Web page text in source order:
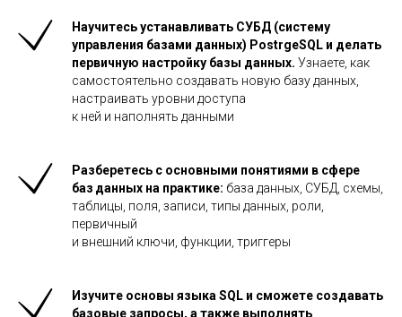
Научитесь устанавливать СУБД (систему
управления базами данных) PostrgeSQL и делать
первичную настройку базы данных. Узнаете, как
самостоятельно создавать новую базу данных,
настраивать уровни доступа
к ней и наполнять данными
Разберетесь с основными понятиями в сфере
баз данных на практике: база данных, СУБД, схемы,
таблицы, поля, записи, типы данных, роли,
первичный
и внешний ключи, функции, триггеры
Изучите основы языка SQL и сможете создавать
базовые запросы, атакже выполнять